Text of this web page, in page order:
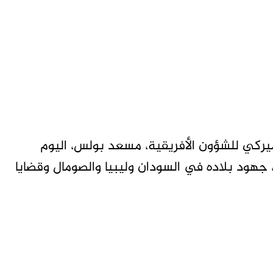
للشؤون الأفريقية، مسعد بولس، اليوم
جهود بلاده في السودان وليبيا والصومال وقضايا